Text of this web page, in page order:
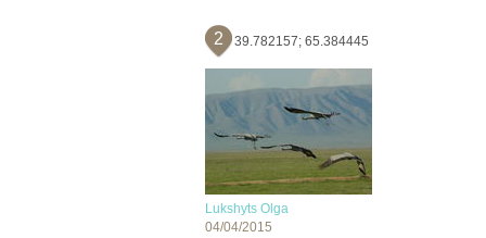
2 39.782157; 65.384445
Lukshyts Olga
04/04/2015